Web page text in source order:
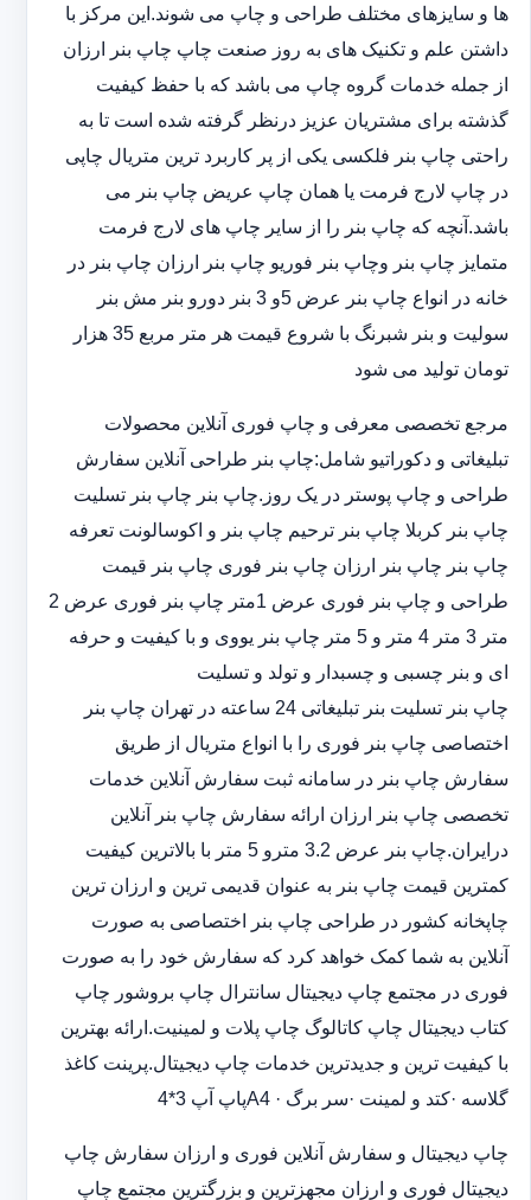
ها و سایزهای مختلف طراحی و چاپ می شوند.این مرکز با
داشتن علم و تکنیک های به روز صنعت چاپ چاپ بنر ارزان
از جمله خدمات گروه چاپ می باشد که با حفظ کیفیت
گذشته برای مشتریان عزیز درنظر گرفته شده است تا به
راحتی چاپ بنر فلکسی یکی از پر کاربرد ترین متریال چاپی
در چاپ لارج فرمت یا همان چاپ عریض چاپ بنر می
باشد.آنچه که چاپ بنر را از سایر چاپ های لارج فرمت
متمایز چاپ بنر وچاپ بنر فوریو چاپ بنر ارزان چاپ بنر در
خانه در انواع چاپ بنر عرض 5و 3 بنر دورو بنر مش بنر
سولیت و بنر شبرنگ با شروع قیمت هر متر مربع 35 هزار
تومان تولید می شود
مرجع تخصصی معرفی و چاپ فوری آنلاین محصولات
تبلیغاتی و دکوراتیو شامل:چاپ بنر طراحی آنلاین سفارش
طراحی و چاپ پوستر در یک روز.چاپ بنر چاپ بنر تسلیت
چاپ بنر کربلا چاپ بنر ترحیم چاپ بنر و اکوسالونت تعرفه
چاپ بنر چاپ بنر ارزان چاپ بنر فوری چاپ بنر قیمت
طراحی و چاپ بنر فوری عرض 1متر چاپ بنر فوری عرض 2
متر 3 متر 4 متر و 5 متر چاپ بنر یووی و با کیفیت و حرفه
ای و بنر چسبی و چسبدار و تولد و تسلیت
چاپ بنر تسلیت بنر تبلیغاتی 24 ساعته در تهران چاپ بنر
اختصاصی چاپ بنر فوری را با انواع متریال از طریق
سفارش چاپ بنر در سامانه ثبت سفارش آنلاین خدمات
تخصصی چاپ بنر ارزان ارائه سفارش چاپ بنر آنلاین
درایران.چاپ بنر عرض 3.2 مترو 5 متر با بالاترین کیفیت
کمترین قیمت چاپ بنر به عنوان قدیمی ترین و ارزان ترین
چاپخانه کشور در طراحی چاپ بنر اختصاصی به صورت
آنلاین به شما کمک خواهد کرد که سفارش خود را به صورت
فوری در مجتمع چاپ دیجیتال سانترال چاپ بروشور چاپ
کتاب دیجیتال چاپ کاتالوگ چاپ پلات و لمینیت.ارائه بهترین
با کیفیت ترین و جدیدترین خدمات چاپ دیجیتال.پرینت کاغذ
گلاسه ·‎کتد و لمینت ·‎سر برگ A4 ·‎پاپ آپ 3*4
چاپ دیجیتال و سفارش آنلاین فوری و ارزان سفارش چاپ
دیجیتال فوری و ارزان مجهزترین و بزرگترین مجتمع چاپ